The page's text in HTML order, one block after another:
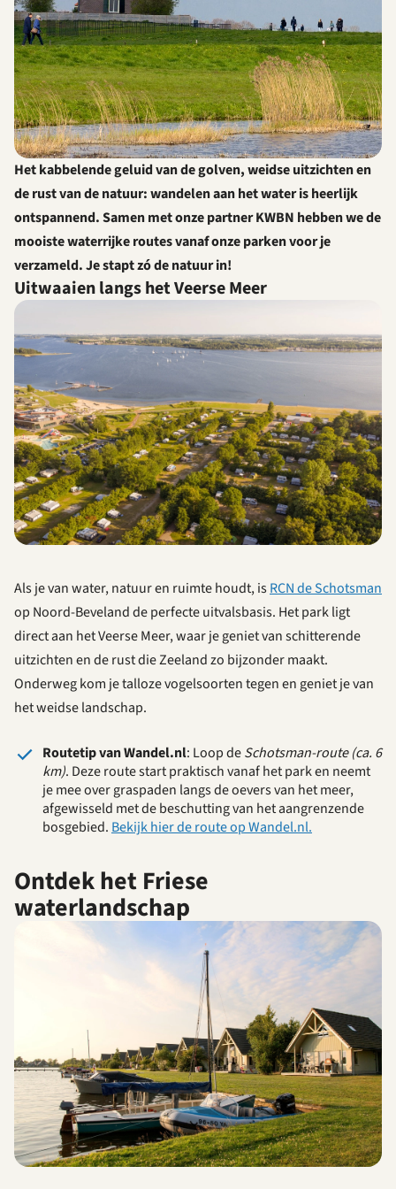
Het kabbelende geluid van de golven, weidse uitzichten en
de rust van de natuur: wandelen aan het water is heerlijk
ontspannend. Samen met onze partner KWBN hebben we de
mooiste waterrijke routes vanaf onze parken voor je
verzameld. Je stapt zó de natuur in!
Uitwaaien langs het Veerse Meer
Als je van water, natuur en ruimte houdt, isRCN de Schotsman
op Noord-Beveland de perfecte uitvalsbasis. Het park ligt
direct aan het Veerse Meer, waar je geniet van schitterende
uitzichten en de rust die Zeeland zo bijzonder maakt.
Onderweg kom je talloze vogelsoorten tegen en geniet je van
het weidse landschap.
Routetip van Wandel.nl: Loop deSchotsman-route (ca. 6
km). Deze route start praktisch vanaf het park en neemt
je mee over graspaden langs de oevers van het meer,
afgewisseld met de beschutting van het aangrenzende
bosgebied. Bekijk hier de route op Wandel.nl.
Ontdek het Friese
waterlandschap